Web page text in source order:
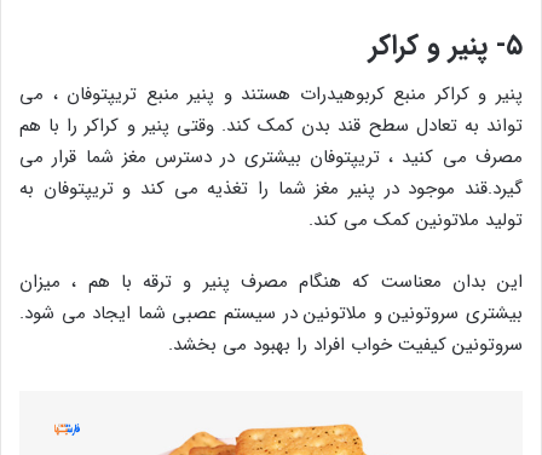
۵- پنیر و کراکر
پنیر و کراکر منبع کربوهیدرات هستند و پنیر منبع تریپتوفان ، می
تواند به تعادل سطح قند بدن کمک کند. وقتی پنیر و کراکر را با هم
مصرف می کنید ، تریپتوفان بیشتری در دسترس مغز شما قرار می
گیرد.قند موجود در پنیر مغز شما را تغذیه می کند و تریپتوفان به
تولید ملاتونین کمک می کند.
این بدان معناست که هنگام مصرف پنیر و ترقه با هم ، میزان
بیشتری سروتونین و ملاتونین در سیستم عصبی شما ایجاد می شود.
سروتونین کیفیت خواب افراد را بهبود می بخشد.